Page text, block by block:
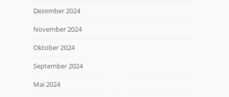
Dezember 2024
November 2024
Oktober 2024
September 2024
Mai 2024